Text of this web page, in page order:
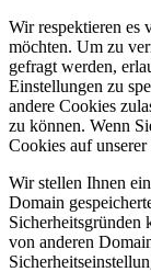
Wir respektieren es
möchten. Um zu
gefragt werden,
Einstellungen zu
andere Cookies
zu können. Wenn
Cookies auf
Wir stellen Ihnen
Domain
Sicherheitsgründen
von anderen